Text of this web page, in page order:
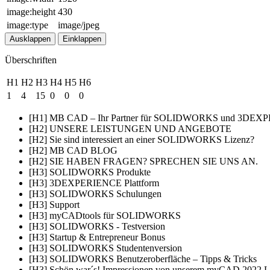
image:height 430
image:type
image/jpeg
Ausklappen Einklappen
Überschriften
H1 H2 H3 H4 H5 H6
1
4 15 0 0 0
[H1] MB CAD – Ihr Partner für SOLIDWORKS und
[H2] UNSERE LEISTUNGEN UND ANGEBOTE
[H2] Sie sind interessiert an einer SOLIDWORKS Lizenz?
[H2] MB CAD BLOG
[H2] SIE HABEN FRAGEN? SPRECHEN SIE UNS AN.
[H3] SOLIDWORKS Produkte
[H3] 3DEXPERIENCE Plattform
[H3] SOLIDWORKS Schulungen
[H3] Support
[H3] myCADtools für SOLIDWORKS
[H3] SOLIDWORKS - Testversion
[H3] Startup & Entrepreneur Bonus
[H3] SOLIDWORKS Studentenversion
[H3] SOLIDWORKS Benutzer­oberfläche – Tipps & Tricks